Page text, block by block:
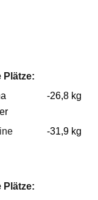
Plätze:
-26,8 kg
-31,9 kg
Plätze: